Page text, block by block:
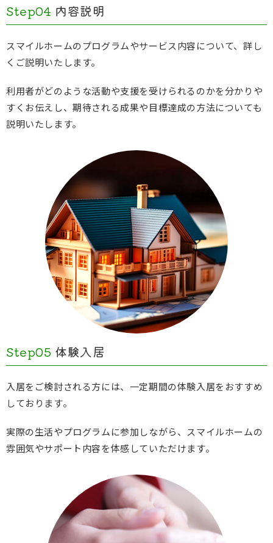
Step04 内容説明
スマイルホームのプログラムやサービス内容について、詳し
くご説明いたします。
利用者がどのような活動や支援を受けられるのかを分かりや
すくお伝えし、期待される成果や目標達成の方法についても
説明いたします。
Step05 体験入居
入居をご検討される方には、一定期間の体験入居をおすすめ
しております。
実際の生活やプログラムに参加しながら、スマイルホームの
雰囲気やサポート内容を体感していただけます。